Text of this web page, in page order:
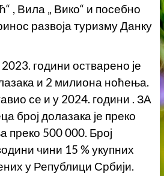
, Вила „ Вико“ и посебно
развоја туризму Данку
години остварено је
и 2 милиона ноћења.
се и у 2024. години . ЗА
број долазака је преко
преко 500 000. Број
чини 15 % укупних
у Републици Србији.